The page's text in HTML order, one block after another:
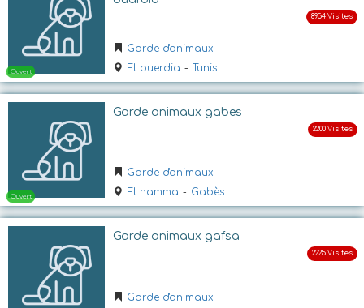
Ouvert
Garde d'animaux
El ouerdia - Tunis
Garde animaux gabes
Garde d'animaux
El hamma - Gabès
Garde animaux gafsa
Garde d'animaux